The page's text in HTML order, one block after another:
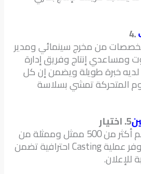
4.
من مخرج سينمائي ومدير
إنتاج وفريق إدارة
خبرة طويلة ويضمن إن كل
المتحركة تمشي بسلاسة
5. اختيار
مع قاعدة بيانات تضم أكثر من 500 ممثل وممثلة من
السعودية وخارجها نوفر عملية Casting احترافية تضمن
للإعلان.